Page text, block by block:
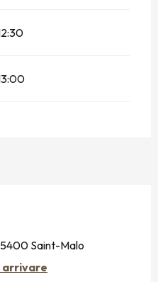
Saint-Malo
arrivare